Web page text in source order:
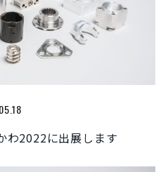
わ2022に出展します